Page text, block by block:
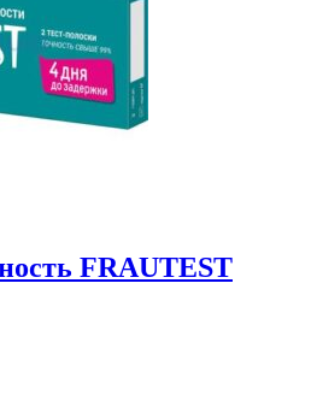
FRAUTEST